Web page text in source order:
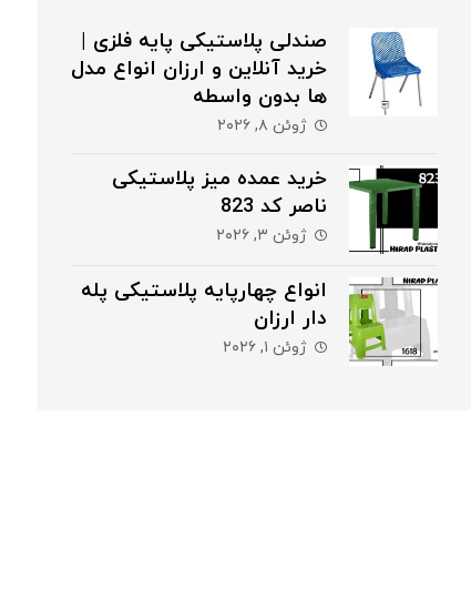
صندلی پلاستیکی پایه فلزی |
خرید آنلاین و ارزان انواع مدل
ها بدون واسطه
ژوئن ۸, ۲۰۲۶
خرید عمده میز پلاستیکی
ناصر کد 823
ژوئن ۳, ۲۰۲۶
انواع چهارپایه پلاستیکی پله
دار ارزان
ژوئن ۱, ۲۰۲۶